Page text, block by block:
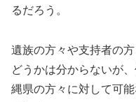
るだろう。
遺族の方々や支持者の
どうかは分からないが
縄県の方々に対して可